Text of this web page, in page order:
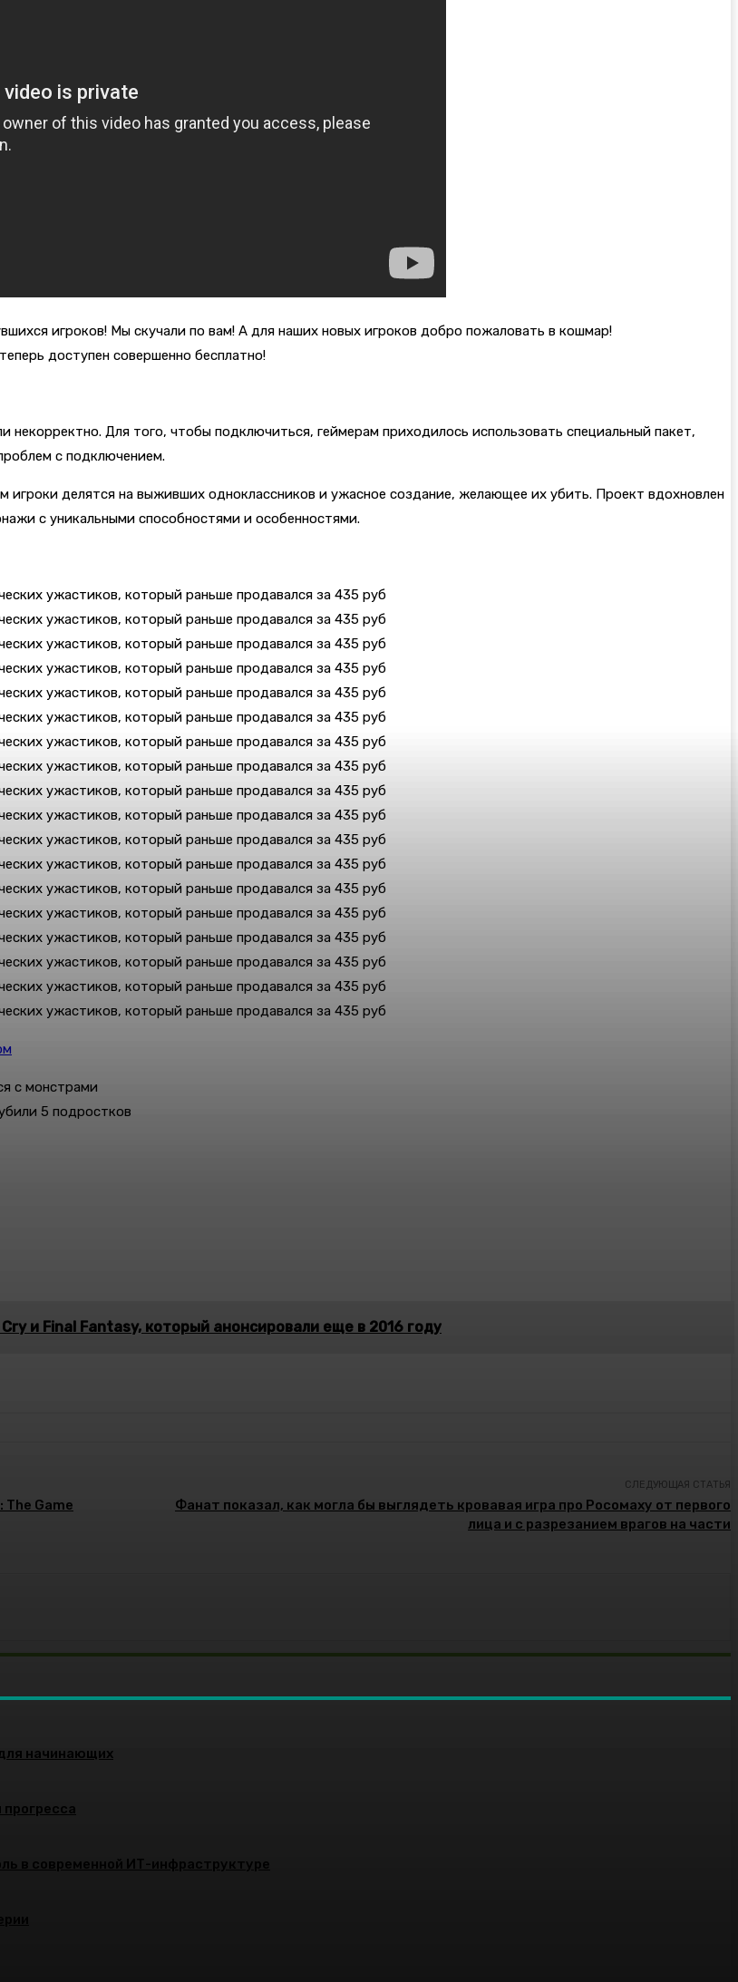
игроков! Мы скучали по вам! А для наших новых игроков добро пожаловать в кошмар!
доступен совершенно бесплатно!
Для того, чтобы подключиться, геймерам приходилось использовать специальный пакет,
с подключением.
делятся на выживших одноклассников и ужасное создание, желающее их убить. Проект вдохновлен
с уникальными способностями и особенностями.
с монстрами
5 подростков
и Final Fantasy, который анонсировали еще в 2016 году
Game
СЛЕДУЮЩАЯ СТАТЬЯ
Фанат показал, как могла бы выглядеть кровавая игра про Росомаху от первого
лица и с разрезанием врагов на части
начинающих
в современной ИТ-инфраструктуре